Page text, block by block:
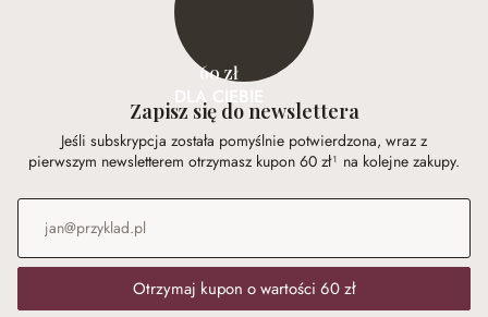
60 zł
DLA CIEBIE
Zapisz się do newslettera
Jeśli subskrypcja została pomyślnie potwierdzona, wraz z
pierwszym newsletterem otrzymasz kupon 60 zł¹ na kolejne zakupy.
Adres e-mail
Otrzymaj kupon o wartości 60 zł